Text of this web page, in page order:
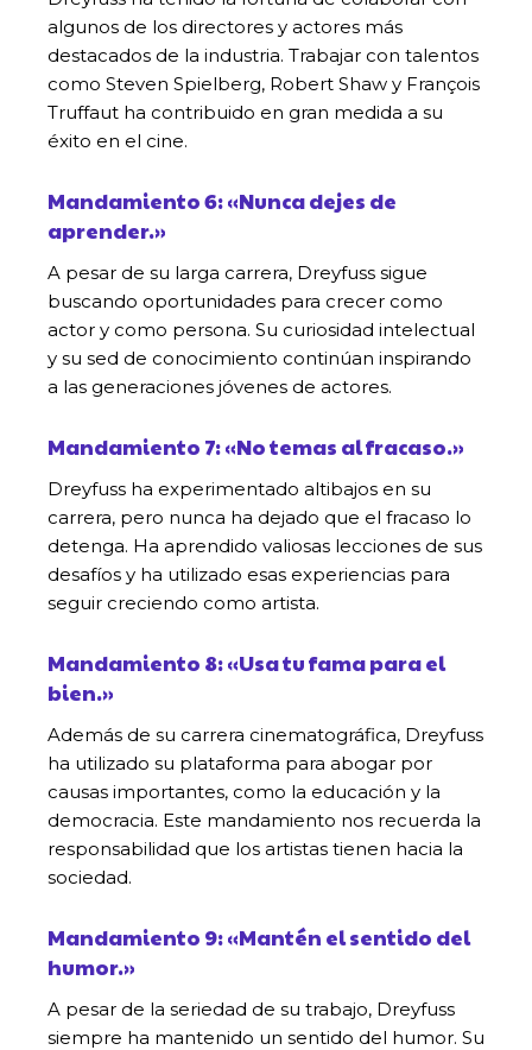
algunos de los directores y actores más
destacados de la industria. Trabajar con talentos
como Steven Spielberg, Robert Shaw y François
Truffaut ha contribuido en gran medida a su
éxito en el cine.
Mandamiento 6: «Nunca dejes de
aprender.»
A pesar de su larga carrera, Dreyfuss sigue
buscando oportunidades para crecer como
actor y como persona. Su curiosidad intelectual
y su sed de conocimiento continúan inspirando
a las generaciones jóvenes de actores.
Mandamiento 7: «No temas al fracaso.»
Dreyfuss ha experimentado altibajos en su
carrera, pero nunca ha dejado que el fracaso lo
detenga. Ha aprendido valiosas lecciones de sus
desafíos y ha utilizado esas experiencias para
seguir creciendo como artista.
Mandamiento 8: «Usa tu fama para el
bien.»
Además de su carrera cinematográfica, Dreyfuss
ha utilizado su plataforma para abogar por
causas importantes, como la educación y la
democracia. Este mandamiento nos recuerda la
responsabilidad que los artistas tienen hacia la
sociedad.
Mandamiento 9: «Mantén el sentido del
humor.»
A pesar de la seriedad de su trabajo, Dreyfuss
siempre ha mantenido un sentido del humor. Su